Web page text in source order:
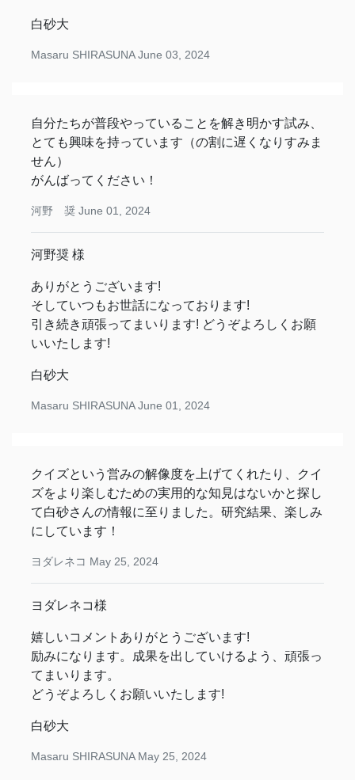
白砂大
Masaru SHIRASUNAJune 03, 2024
自分たちが普段やっていることを解き明かす試み、
とても興味を持っています（の割に遅くなりすみま
せん）
がんばってください！
河野 奨 June 01, 2024
河野奨 様
ありがとうございます!
そしていつもお世話になっております!
引き続き頑張ってまいります! どうぞよろしくお願
いいたします!
白砂大
Masaru SHIRASUNAJune 01, 2024
クイズという営みの解像度を上げてくれたり、クイ
ズをより楽しむための実用的な知見はないかと探し
て白砂さんの情報に至りました。研究結果、楽しみ
にしています！
ヨダレネコ May 25, 2024
ヨダレネコ様
嬉しいコメントありがとうございます!
励みになります。成果を出していけるよう、頑張っ
てまいります。
どうぞよろしくお願いいたします!
白砂大
Masaru SHIRASUNA May 25, 2024